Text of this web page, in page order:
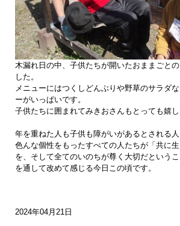
木漏れ日の中、子供たちが開いたおままごと
した。
メニューにはつくしどんぶりや野草のサラダ
ーがいっぱいです。
子供たちに囲まれてみきおさんもとっても嬉し
年を重ねた人も子供も障がいがあるとされる人
色んな個性をもったすべての人たちが「共に
を、そして全てのいのちが尊く大切だという
を通して改めて感じる今日この頃です。
2024年04月21日